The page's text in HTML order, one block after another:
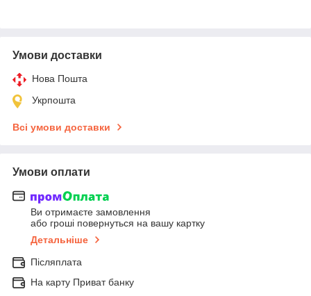
Умови доставки
Нова Пошта
Укрпошта
Всі умови доставки
Умови оплати
Ви отримаєте замовлення
або гроші повернуться на вашу картку
Детальніше
Післяплата
На карту Приват банку